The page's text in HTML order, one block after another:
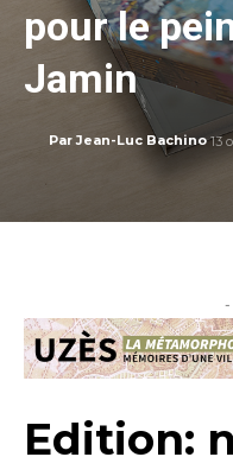
pour le
Jamin
Par Jean-Luc Bachino 13
-
Edition: